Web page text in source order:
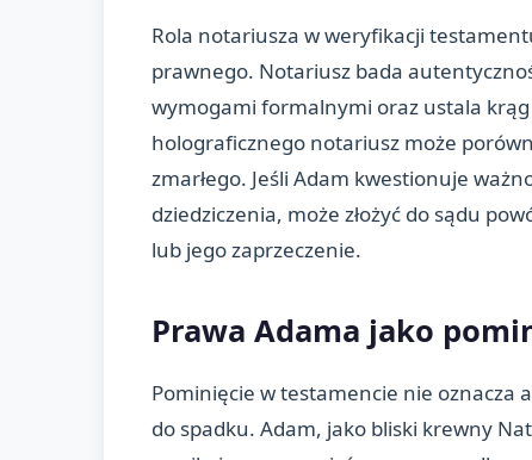
Rola notariusza w weryfikacji
prawnego. Notariusz bada
wymogami formalnymi oraz ustala
holograficznego notariusz może
zmarłego. Jeśli Adam kwestionuje
dziedziczenia, może złożyć do sądu
lub jego zaprzeczenie.
Prawa Adama jako
Pominięcie w testamencie nie
do spadku. Adam, jako bliski krewny